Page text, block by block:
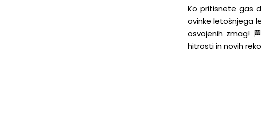
Ko pritisnete gas
ovinke letošnjega
osvojenih zmag!
hitrosti in novih